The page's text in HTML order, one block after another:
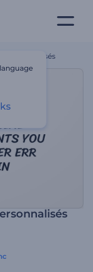
Personnalisés